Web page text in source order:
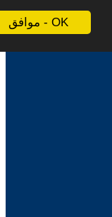
موافق - OK